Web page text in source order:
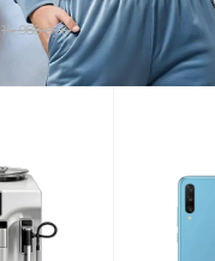
14 988 руб.